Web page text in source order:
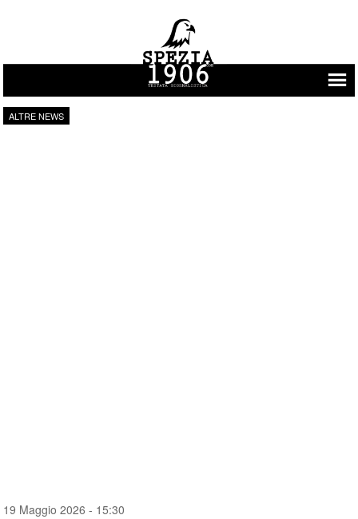
Vai al contenuto
ALTRE NEWS
19 Maggio 2026 - 15:30